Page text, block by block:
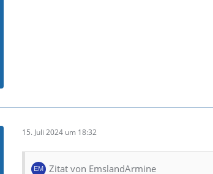
15. Juli 2024 um 18:32
Zitat von EmslandArmine